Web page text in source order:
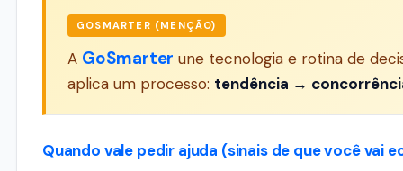
GOSMARTER (MENÇÃO)
A GoSmarter une tecnologia e rotina de
aplica um processo: tendência →
Quando vale pedir ajuda (sinais de que você vai